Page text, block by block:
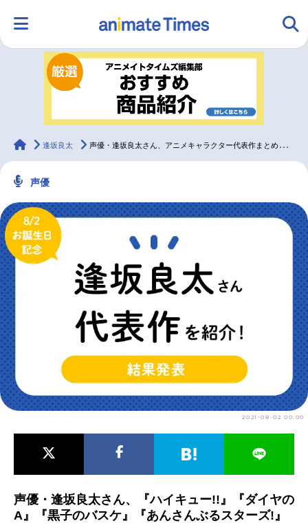
ランキング アニメ
ラジオ
2.5次元 配信・Vtuber
アニメ映画一覧 実写化映画一覧
今期アニメ曜日別一覧
春アニメ
男性声優/女性声優一覧
animateTimes
逢坂良太 声優・逢坂良太さん、アニメキャラクター代表作まとめ（2021年版）
声優
2021-08-02 00:00
声優・逢坂良太さん、『ハイキュー!!』『ダイヤの
A』『黒子のバスケ』『あんさんぶるスターズ!』